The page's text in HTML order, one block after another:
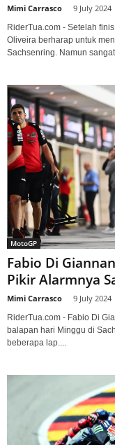
Mimi Carrasco 9 July 2024
RiderTua.com - Setelah
Oliveira berharap untuk
Sachsenring. Namun
MotoGP
Fabio Di
Pikir Alarmnya
Mimi Carrasco 9 July 2024
RiderTua.com - Fabio Di
balapan hari Minggu di
beberapa lap....